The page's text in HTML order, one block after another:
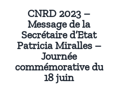
CNRD 2023 –
Message de la
Secrétaire d’Etat
Patricia Miralles –
Journée
commémorative du
18 juin